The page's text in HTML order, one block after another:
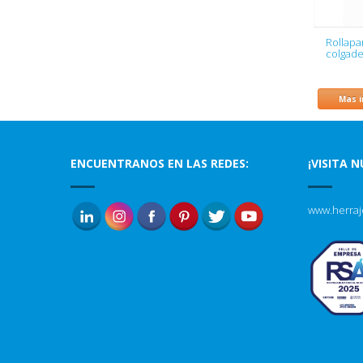
Mas
ENCUENTRANOS EN LAS REDES: ¡VISITA